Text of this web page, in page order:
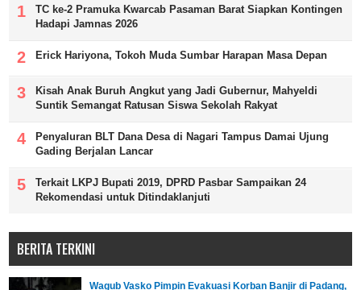
TC ke-2 Pramuka Kwarcab Pasaman Barat Siapkan Kontingen
Hadapi Jamnas 2026
Erick Hariyona, Tokoh Muda Sumbar Harapan Masa Depan
Kisah Anak Buruh Angkut yang Jadi Gubernur, Mahyeldi
Suntik Semangat Ratusan Siswa Sekolah Rakyat
Penyaluran BLT Dana Desa di Nagari Tampus Damai Ujung
Gading Berjalan Lancar
Terkait LKPJ Bupati 2019, DPRD Pasbar Sampaikan 24
Rekomendasi untuk Ditindaklanjuti
BERITA TERKINI
Wagub Vasko Pimpin Evakuasi Korban Banjir di Padang,